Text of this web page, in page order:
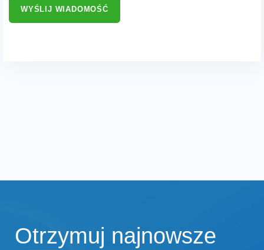
Otrzymuj najnowsze